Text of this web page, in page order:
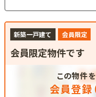
新築一戸建て 会員限定
会員限定物件です
この物件
会員登録